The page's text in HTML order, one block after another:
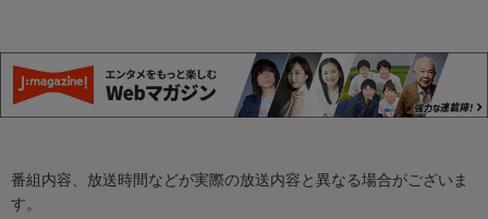
番組内容、放送時間などが実際の放送内容と異なる場合がございま
す。